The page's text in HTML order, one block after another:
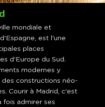
mondiale et
est l'une
places
d'Europe du Sud.
modernes y
constructions néo-
Courir à Madrid, c'est
fois admirer ses